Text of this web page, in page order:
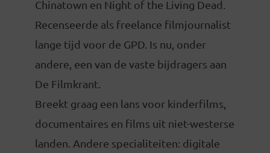
Chinatown en Night of the Living Dead.
Recenseerde als freelance filmjournalist
lange tijd voor de GPD. Is nu, onder
andere, een van de vaste bijdragers aan
De Filmkrant.
Breekt graag een lans voor kinderfilms,
documentaires en films uit niet-westerse
landen. Andere specialiteiten: digitale